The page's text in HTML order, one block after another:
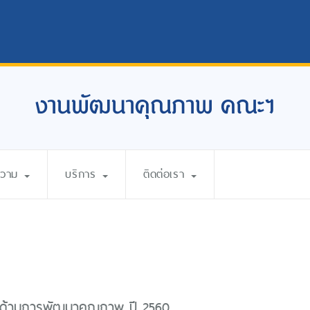
งานพัฒนาคุณภาพ คณะฯ
าม บริการ ติดต่อเรา